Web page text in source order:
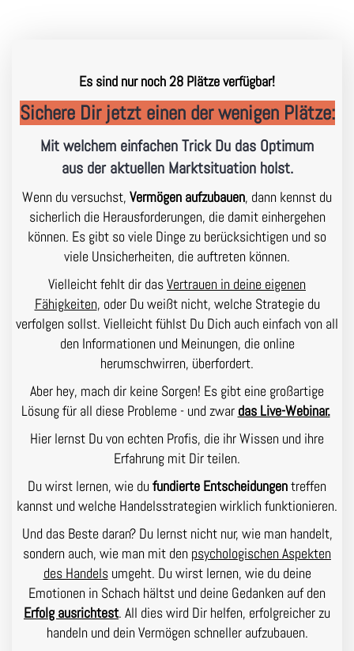
Es sind nur noch28 Plätze verfügbar!
Sichere Dir jetzt einen der wenigen Plätze:
Mit welchem einfachen Trick Du das Optimum
aus der aktuellen Marktsituation holst.
Wenn du versuchst, Vermögen aufzubauen, dann kennst du
sicherlich die Herausforderungen, die damit einhergehen
können. Es gibt so viele Dinge zu berücksichtigen und so
viele Unsicherheiten, die auftreten können.
Vielleicht fehlt dir dasVertrauen in deine eigenen
Fähigkeiten, oder Du weißt nicht, welche Strategie du
verfolgen sollst. Vielleicht fühlst Du Dich auch einfach von all
den Informationen und Meinungen, die online
herumschwirren, überfordert.
Aber hey, mach dir keine Sorgen! Es gibt eine großartige
Lösung für all diese Probleme - und zwar das Live-Webinar.
Hier lernst Du von echten Profis, die ihr Wissen und ihre
Erfahrung mit Dir teilen.
Du wirst lernen, wie dufundierte Entscheidungentreffen
kannst und welche Handelsstrategien wirklich funktionieren.
Und das Beste daran? Du lernst nicht nur, wie man handelt,
sondern auch, wie man mit den psychologischen Aspekten
des Handelsumgeht. Du wirst lernen, wie du deine
Emotionen in Schach hältst und deine Gedanken auf den
Erfolg ausrichtest. All dies wird Dir helfen, erfolgreicher zu
handeln und dein Vermögen schneller aufzubauen.